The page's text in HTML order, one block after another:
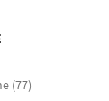
(77)